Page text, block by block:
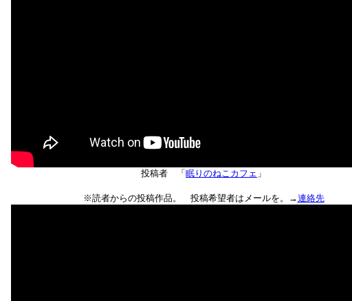
投稿者 「 眠りのねこカフェ 」
※読者からの投稿作品。 投稿希望者はメールを。→連絡先